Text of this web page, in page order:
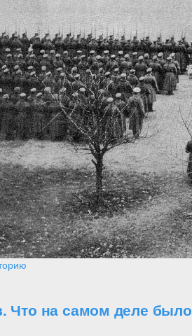
Что на самом деле было